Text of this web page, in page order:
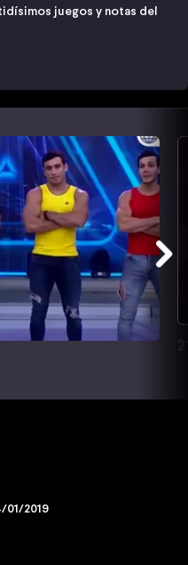
juegos y notas del
01/2019